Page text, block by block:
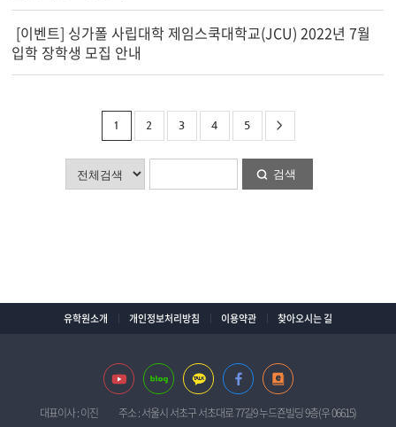
[이벤트] 싱가폴 사립대학 제임스쿡대학교(JCU) 2022년 7월
입학 장학생 모집 안내
1 2 3 4 5 >
검색
유학원소개 개인정보처리방침 이용약관 찾아오시는 길
대표이사 : 이진
주소 : 서울시 서초구 서초대로 77길9 누드죤빌딩 9층(우 06615)